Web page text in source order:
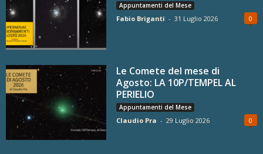
Appuntamenti del Mese
Fabio Briganti - 31 Luglio 2026 0
Le Comete del mese di
Agosto: LA 10P/TEMPEL AL
PERIELIO
Appuntamenti del Mese
Claudio Pra - 29 Luglio 2026 0